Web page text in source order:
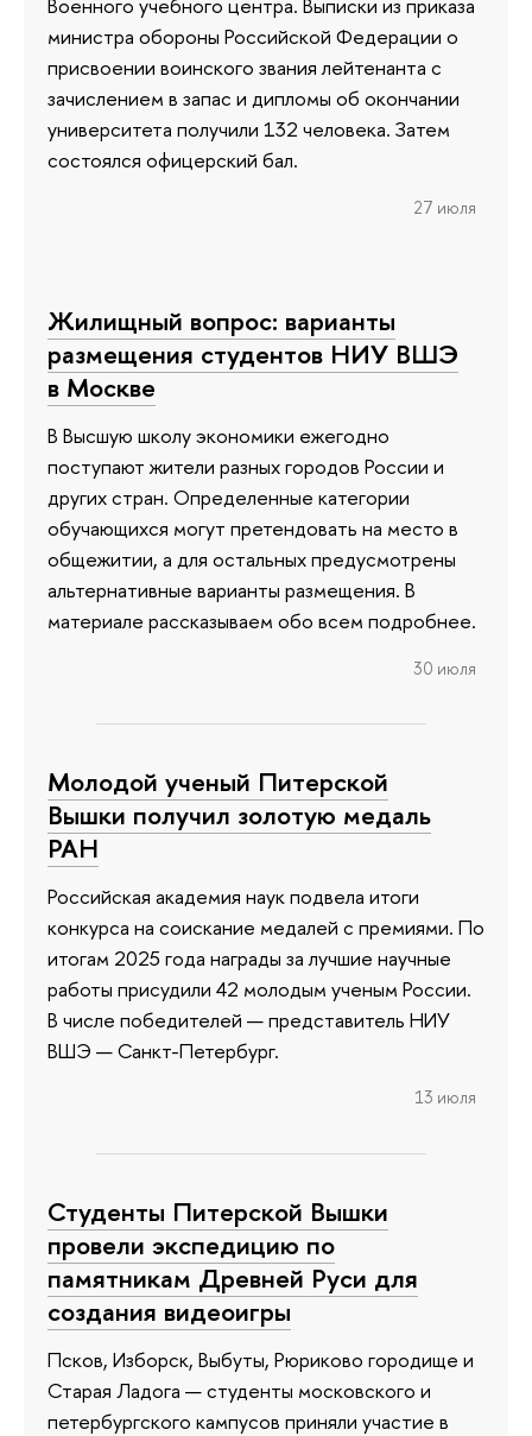
министра обороны Российской Федерации о
присвоении воинского звания лейтенанта с
зачислением в запас и дипломы об окончании
университета получили 132 человека. Затем
состоялся офицерский бал.
27 июля
Жилищный вопрос: варианты
размещения студентов НИУ ВШЭ
в Москве
В Высшую школу экономики ежегодно
поступают жители разных городов России и
других стран. Определенные категории
обучающихся могут претендовать на место в
общежитии, а для остальных предусмотрены
альтернативные варианты размещения. В
материале рассказываем обо всем подробнее.
30 июля
Молодой ученый Питерской
Вышки получил золотую медаль
РАН
Российская академия наук подвела итоги
конкурса на соискание медалей с премиями. По
итогам 2025 года награды за лучшие научные
работы присудили 42 молодым ученым России.
В числе победителей — представитель НИУ
ВШЭ — Санкт-Петербург.
13 июля
Студенты Питерской Вышки
провели экспедицию по
памятникам Древней Руси для
создания видеоигры
Псков, Изборск, Выбуты, Рюриково городище и
Старая Ладога — студенты московского и
петербургского кампусов приняли участие в